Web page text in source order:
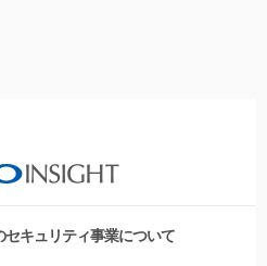
キュリティ事業について